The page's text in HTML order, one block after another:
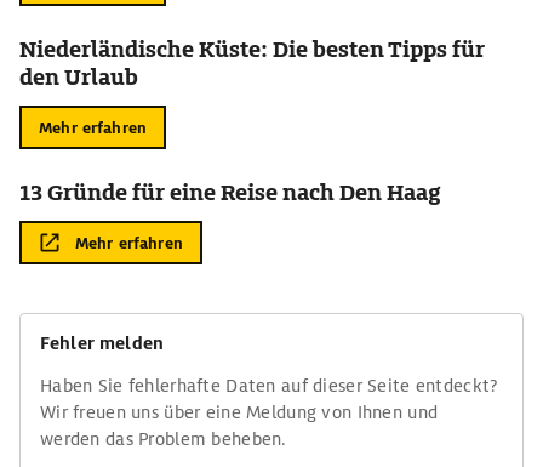
Niederländische Küste: Die besten Tipps für
den Urlaub
Mehr erfahren
13 Gründe für eine Reise nach Den Haag
Mehr erfahren
Fehler melden
Haben Sie fehlerhafte Daten auf dieser Seite entdeckt?
Wir freuen uns über eine Meldung von Ihnen und
werden das Problem beheben.